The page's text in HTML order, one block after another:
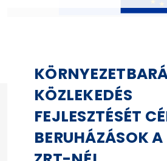
KÖZLEKEDÉS
FEJLESZTÉSÉT
BERUHÁZÁSOK